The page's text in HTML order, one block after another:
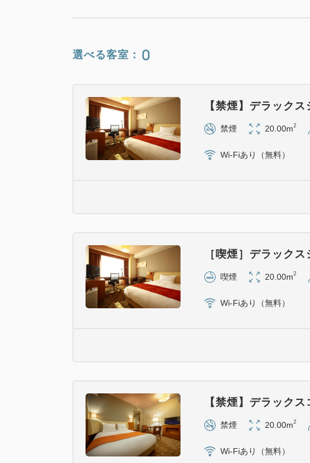
選べる客室： 0
【禁煙】デラック
禁煙 20.00m2
Wi-Fiあり（無料）
［喫煙］デラック
喫煙 20.00m2
Wi-Fiあり（無料）
【禁煙】デラック
禁煙 20.00m2
Wi-Fiあり（無料）